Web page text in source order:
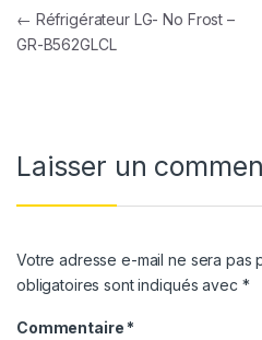
Navigation de l’article
← Réfrigérateur LG- No Frost –
GR-B562GLCL
Laisser un
Votre adresse e-mail ne sera pas
obligatoires sont indiqués avec *
Commentaire *